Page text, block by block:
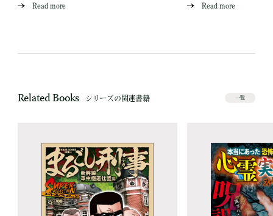
Read more Read more
Related Books シリーズの関連書籍 一覧